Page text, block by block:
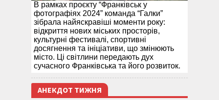
В рамках проєкту “Франківськ у
фотографіях 2024” команда “Галки”
зібрала найяскравіші моменти року:
відкриття нових міських просторів,
культурні фестивалі, спортивні
досягнення та ініціативи, що змінюють
місто. Ці світлини передають дух
сучасного Франківська та його розвиток.
АНЕКДОТ ТИЖНЯ